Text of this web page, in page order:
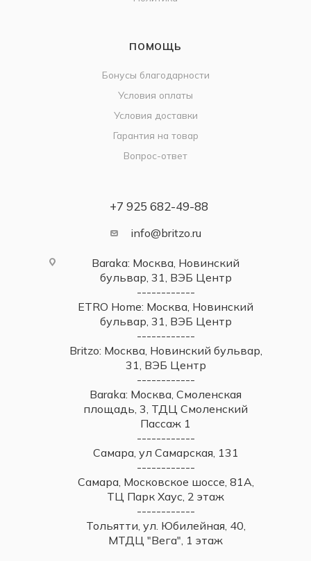
ПОМОЩЬ
Бонусы благодарности
Условия оплаты
Условия доставки
Гарантия на товар
Вопрос-ответ
+7 925 682-49-88
info@britzo.ru
Baraka: Москва, Новинский
бульвар, 31, ВЭБ Центр
------------
ETRO Home: Москва, Новинский
бульвар, 31, ВЭБ Центр
------------
Britzo: Москва, Новинский бульвар,
31, ВЭБ Центр
------------
Baraka: Москва, Смоленская
площадь, 3, ТДЦ Смоленский
Пассаж 1
------------
Самара, ул Самарская, 131
------------
Самара, Московское шоссе, 81А,
ТЦ Парк Хаус, 2 этаж
------------
Тольятти, ул. Юбилейная, 40,
МТДЦ "Вега", 1 этаж